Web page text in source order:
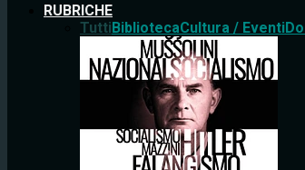
RUBRICHE
TuttiBibliotecaCultura / Eventi